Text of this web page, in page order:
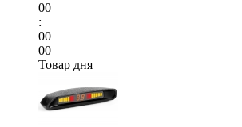
00
:
00
00
Товар дня